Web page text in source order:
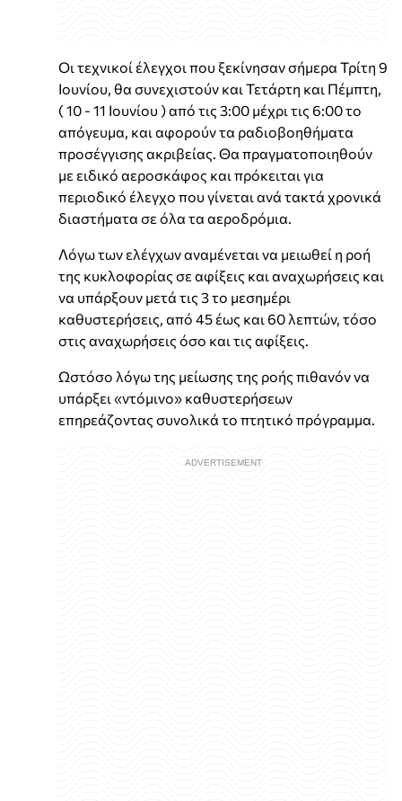
Οι τεχνικοί έλεγχοι που ξεκίνησαν σήμερα Τρίτη 9
Ιουνίου, θα συνεχιστούν και Τετάρτη και Πέμπτη,
( 10 - 11 Ιουνίου ) από τις 3:00 μέχρι τις 6:00 το
απόγευμα, και αφορούν τα ραδιοβοηθήματα
προσέγγισης ακριβείας. Θα πραγματοποιηθούν
με ειδικό αεροσκάφος και πρόκειται για
περιοδικό έλεγχο που γίνεται ανά τακτά χρονικά
διαστήματα σε όλα τα αεροδρόμια.
Λόγω των ελέγχων αναμένεται να μειωθεί η ροή
της κυκλοφορίας σε αφίξεις και αναχωρήσεις και
να υπάρξουν μετά τις 3 το μεσημέρι
καθυστερήσεις, από 45 έως και 60 λεπτών, τόσο
στις αναχωρήσεις όσο και τις αφίξεις.
Ωστόσο λόγω της μείωσης της ροής πιθανόν να
υπάρξει «ντόμινο» καθυστερήσεων
επηρεάζοντας συνολικά το πτητικό πρόγραμμα.